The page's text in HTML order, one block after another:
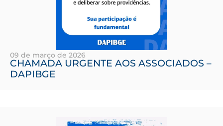
09 de março de 2026
CHAMADA URGENTE AOS ASSOCIADOS –
DAPIBGE